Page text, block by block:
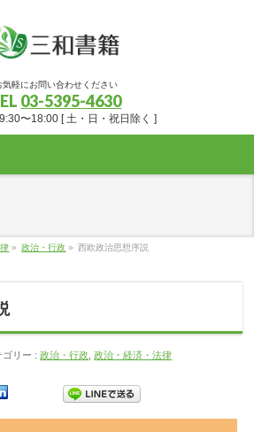
気軽にお問い合わせください
03-5395-4630
〜18:00 [ 土・日・祝日除く ]
» 政治・行政 » 西欧政治思想序説
ゴリー :政治・行政 ,政治・経済・法律